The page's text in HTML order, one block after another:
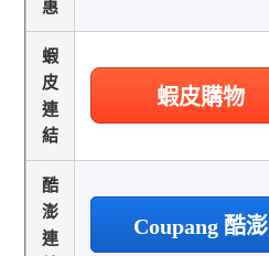
惠
蝦
皮
連
結
蝦皮購物
酷
澎
連
Coupang 酷澎